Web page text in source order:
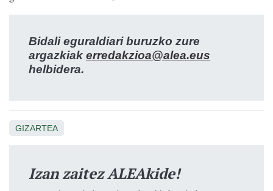
Bidali eguraldiari buruzko zure
argazkiak erredakzioa@alea.eus
helbidera.
GIZARTEA
Izan zaitez ALEAkide!